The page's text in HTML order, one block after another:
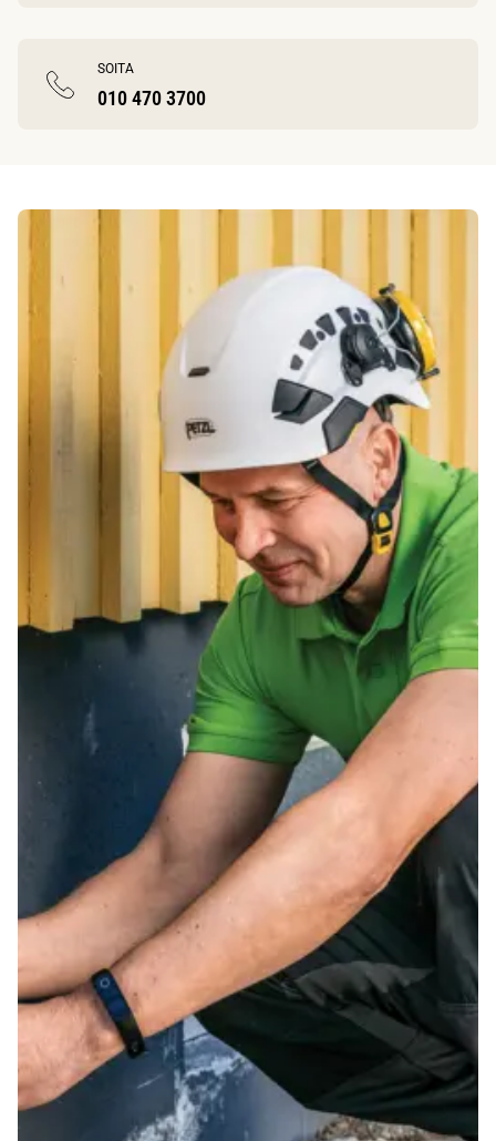
SOITA
010 470 3700